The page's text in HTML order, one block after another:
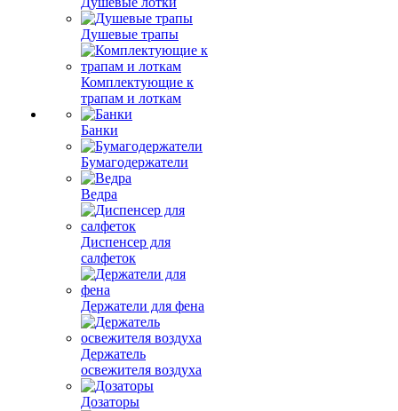
Душевые трапы
Комплектующие к
трапам и лоткам
Банки
Бумагодержатели
Ведра
Диспенсер для
салфеток
Держатели для фена
Держатель
освежителя воздуха
Дозаторы